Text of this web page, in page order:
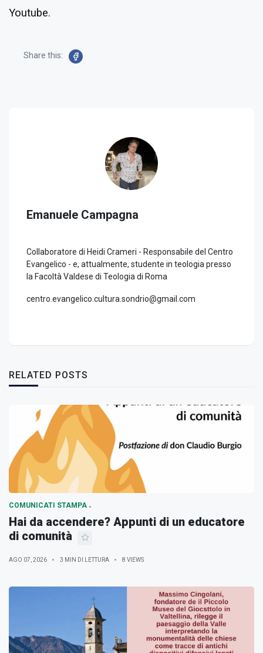
Youtube.
Share this:
Emanuele Campagna
Collaboratore di Heidi Crameri - Responsabile del Centro
Evangelico - e, attualmente, studente in teologia presso
la Facoltà Valdese di Teologia di Roma
centro.evangelico.cultura.sondrio@gmail.com
RELATED POSTS
COMUNICATI STAMPA
Hai da accendere? Appunti di un educatore
di comunità
AGO 07, 2026 3 MIN DI LETTURA 8 VIEWS